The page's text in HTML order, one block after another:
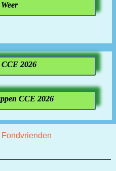
2026
CCE 2026